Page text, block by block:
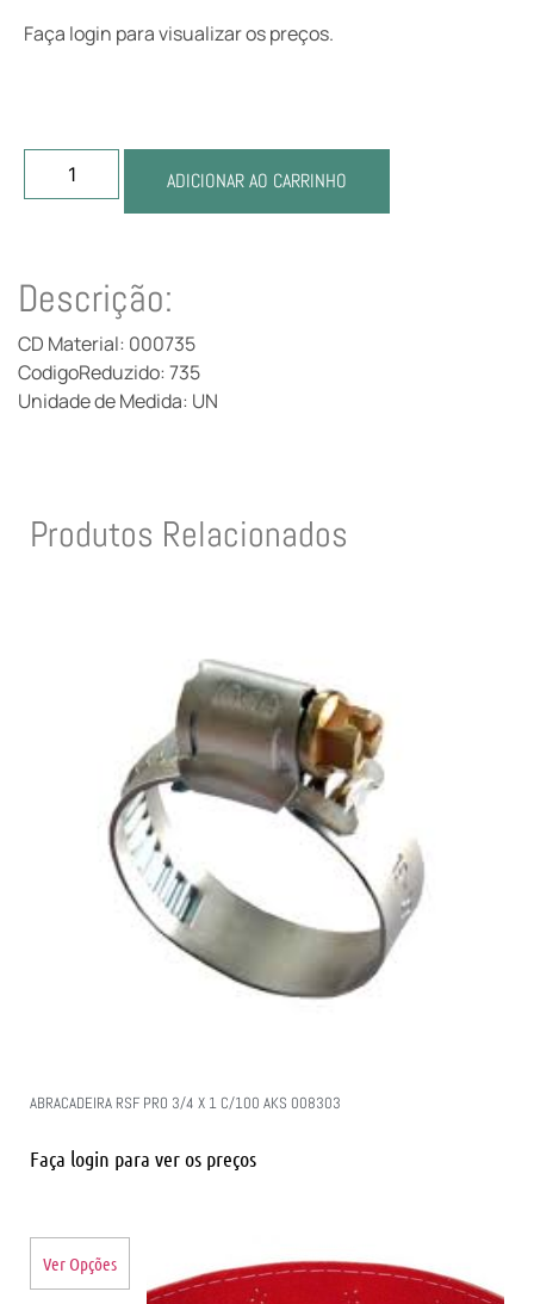
Faça login para visualizar os preços.
ADICIONAR AO CARRINHO
Descrição:
CD Material: 000735
CodigoReduzido: 735
Unidade de Medida: UN
Produtos Relacionados
ABRACADEIRA RSF PRO 3/4 X 1 C/100 AKS 008303
Faça login para ver os preços
Ver Opções